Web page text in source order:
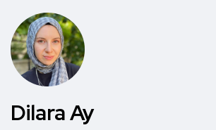
Dilara Ay